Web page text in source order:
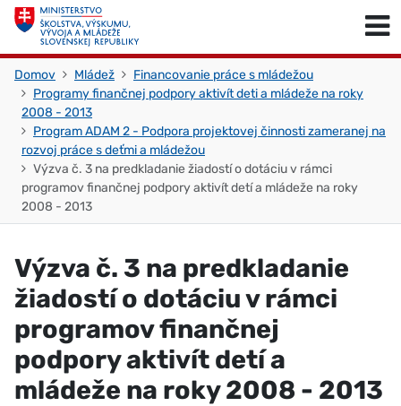
Skočiť na obsah
Domov Mládež
Financovanie práce s mládežou
Programy finančnej podpory aktivít deti a mládeže na roky
2008 - 2013
Program ADAM 2 - Podpora projektovej činnosti zameranej na
rozvoj práce s deťmi a mládežou
Výzva č. 3 na predkladanie žiadostí o dotáciu v rámci
programov finančnej podpory aktivít detí a mládeže na roky
2008 - 2013
Výzva č. 3 na predkladanie
žiadostí o dotáciu v rámci
programov finančnej
podpory aktivít detí a
mládeže na roky 2008 - 2013
Skočiť na začiatok stránky